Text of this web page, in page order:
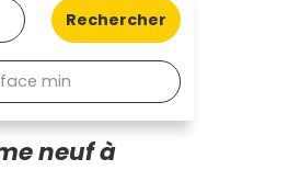
Rechercher
neuf à